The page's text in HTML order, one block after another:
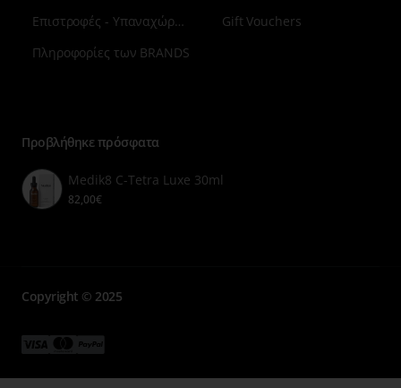
7
Επιστροφές - Υπαναχώρηση
Πληροφορίες των BRANDS
Gift Vouchers
Προβλήθηκε πρόσφατα
Medik8 C-Tetra Luxe 30ml
82,00€
Copyright © 2025
Μενού
ΜενούΜενού